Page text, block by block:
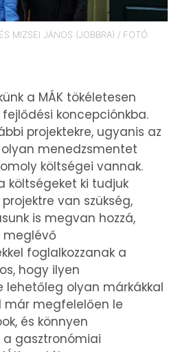
MIZSEI JÁNOS (JOBBRA) / FOTÓ:
a MÁK tökéletesen
koncepciónkba.
projektekre, ugyanis az
menedzsmentet
költségei vannak.
költségeket ki tudjuk
van szükség,
is megvan hozzá,
meglévő
foglalkozzanak a
hogy ilyen
lehetőleg olyan márkákkal
már megfelelően le
és könnyen
a gasztronómiai